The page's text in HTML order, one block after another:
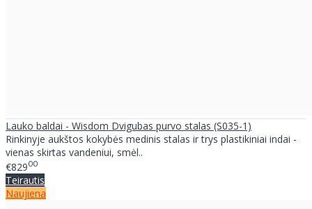
Lauko baldai - Wisdom Dvigubas purvo stalas (S035-1)
Rinkinyje aukštos kokybės medinis stalas ir trys plastikiniai indai -
vienas skirtas vandeniui, smėl..
€82900
Teirautis
Naujiena